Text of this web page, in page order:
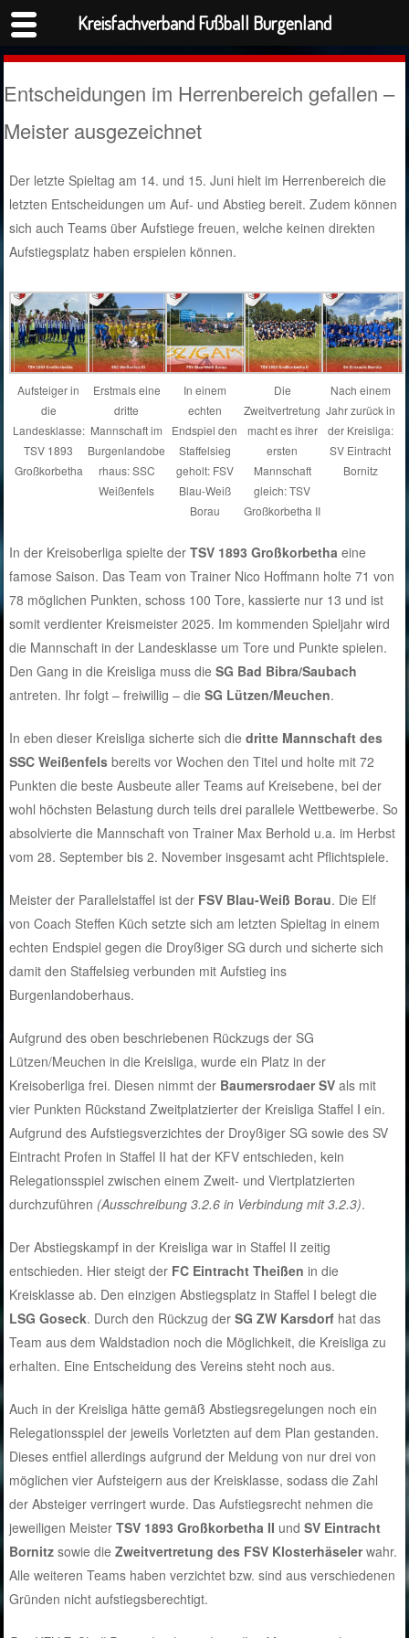
Entscheidungen im Herrenbereich gefallen –
Meister ausgezeichnet
Der letzte Spieltag am 14. und 15. Juni hielt im Herrenbereich die
letzten Entscheidungen um Auf- und Abstieg bereit. Zudem können
sich auch Teams über Aufstiege freuen, welche keinen direkten
Aufstiegsplatz haben erspielen können.
Aufsteiger in
die
Landesklasse:
TSV 1893
Großkorbetha
Erstmals eine
dritte
Mannschaft im
Burgenlandobe
rhaus: SSC
Weißenfels
In einem
echten
Endspiel den
Staffelsieg
geholt: FSV
Blau-Weiß
Borau
Die
Zweitvertretung
macht es ihrer
ersten
Mannschaft
gleich: TSV
Großkorbetha II
Nach einem
Jahr zurück in
der Kreisliga:
SV Eintracht
Bornitz
In der Kreisoberliga spielte derTSV 1893 Großkorbetha eine
famose Saison. Das Team von Trainer Nico Hoffmann holte 71 von
78 möglichen Punkten, schoss 100 Tore, kassierte nur 13 und ist
somit verdienter Kreismeister 2025. Im kommenden Spieljahr wird
die Mannschaft in der Landesklasse um Tore und Punkte spielen.
Den Gang in die Kreisliga muss dieSG Bad Bibra/Saubach
antreten. Ihr folgt – freiwillig – dieSG Lützen/Meuchen.
In eben dieser Kreisliga sicherte sich diedritte Mannschaft des
SSC Weißenfels bereits vor Wochen den Titel und holte mit 72
Punkten die beste Ausbeute aller Teams auf Kreisebene, bei der
wohl höchsten Belastung durch teils drei parallele Wettbewerbe. So
absolvierte die Mannschaft von Trainer Max Berhold u.a. im Herbst
vom 28. September bis 2. November insgesamt acht Pflichtspiele.
Meister der Parallelstaffel ist der FSV Blau-Weiß Borau. Die Elf
von Coach Steffen Küch setzte sich am letzten Spieltag in einem
echten Endspiel gegen die Droyßiger SG durch und sicherte sich
damit den Staffelsieg verbunden mit Aufstieg ins
Burgenlandoberhaus.
Aufgrund des oben beschriebenen Rückzugs der SG
Lützen/Meuchen in die Kreisliga, wurde ein Platz in der
Kreisoberliga frei. Diesen nimmt der Baumersrodaer SV als mit
vier Punkten Rückstand Zweitplatzierter der Kreisliga Staffel I ein.
Aufgrund des Aufstiegsverzichtes der Droyßiger SG sowie des SV
Eintracht Profen in Staffel II hat der KFV entschieden, kein
Relegationsspiel zwischen einem Zweit- und Viertplatzierten
durchzuführen (Ausschreibung 3.2.6 in Verbindung mit 3.2.3).
Der Abstiegskampf in der Kreisliga war in Staffel II zeitig
entschieden. Hier steigt der FC Eintracht Theißen in die
Kreisklasse ab. Den einzigen Abstiegsplatz in Staffel I belegt die
LSG Goseck. Durch den Rückzug derSG ZW Karsdorf hat das
Team aus dem Waldstadion noch die Möglichkeit, die Kreisliga zu
erhalten. Eine Entscheidung des Vereins steht noch aus.
Auch in der Kreisliga hätte gemäß Abstiegsregelungen noch ein
Relegationsspiel der jeweils Vorletzten auf dem Plan gestanden.
Dieses entfiel allerdings aufgrund der Meldung von nur drei von
möglichen vier Aufsteigern aus der Kreisklasse, sodass die Zahl
der Absteiger verringert wurde. Das Aufstiegsrecht nehmen die
jeweiligen MeisterTSV 1893 Großkorbetha II und SV Eintracht
Bornitz sowie dieZweitvertretung des FSV Klosterhäselerwahr.
Alle weiteren Teams haben verzichtet bzw. sind aus verschiedenen
Gründen nicht aufstiegsberechtigt.
Kreisfachverband Fußball Burgenland